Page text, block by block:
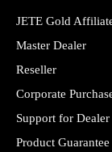
JETE Gold
Master Dealer
Reseller
Corporate
Support for Dealer
Product Guarantee